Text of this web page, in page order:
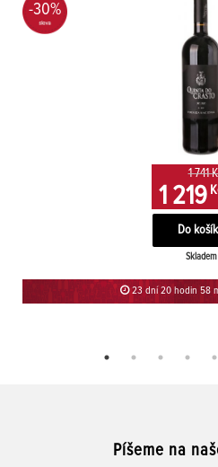
-30%
1 741
1 219
Skladem
23 dní 20 hodin 58
Píšeme na